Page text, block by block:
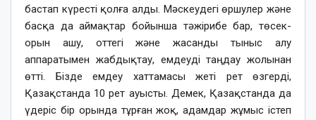
бастап күресті қолға алды. Мәскеудегі өршулер және
басқа да аймақтар бойынша тәжірибе бар, төсек-
орын ашу, оттегі және жасанды тыныс алу
аппаратымен жабдықтау, емдеуді таңдау жолынан
өтті. Бізде емдеу хаттамасы жеті рет өзгерді,
Қазақстанда 10 рет ауысты. Демек, Қазақстанда да
үдеріс бір орында тұрған жоқ, адамдар жұмыс істеп